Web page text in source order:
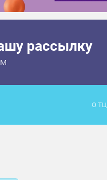
рассылку
О ТЦ